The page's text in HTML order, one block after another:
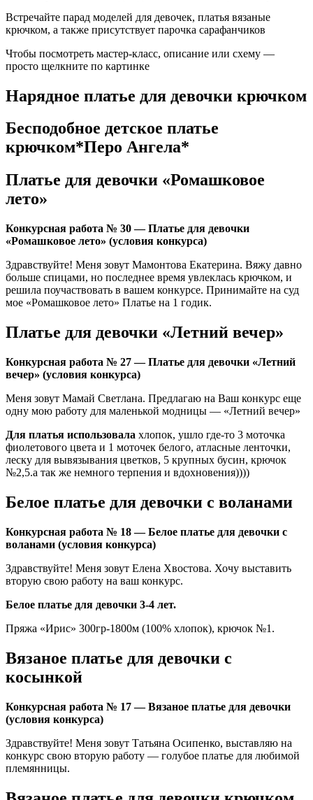
Встречайте парад моделей для девочек, платья вязаные
крючком, а также присутствует парочка сарафанчиков
Чтобы посмотреть мастер-класс, описание или схему —
просто щелкните по картинке
Нарядное платье для девочки крючком
Бесподобное детское платье
крючком*Перо Ангела*
Платье для девочки «Ромашковое
лето»
Конкурсная работа № 30 — Платье для девочки
«Ромашковое лето» (условия конкурса)
Здравствуйте! Меня зовут Мамонтова Екатерина. Вяжу давно
больше спицами, но последнее время увлеклась крючком, и
решила поучаствовать в вашем конкурсе. Принимайте на суд
мое «Ромашковое лето» Платье на 1 годик.
Платье для девочки «Летний вечер»
Конкурсная работа № 27 — Платье для девочки «Летний
вечер» (условия конкурса)
Меня зовут Мамай Светлана. Предлагаю на Ваш конкурс еще
одну мою работу для маленькой модницы — «Летний вечер»
Для платья использовала хлопок, ушло где-то 3 моточка
фиолетового цвета и 1 моточек белого, атласные ленточки,
леску для вывязывания цветков, 5 крупных бусин, крючок
№2,5.а так же немного терпения и вдохновения))))
Белое платье для девочки с воланами
Конкурсная работа № 18 — Белое платье для девочки с
воланами (условия конкурса)
Здравствуйте! Меня зовут Елена Хвостова. Хочу выставить
вторую свою работу на ваш конкурс.
Белое платье для девочки 3-4 лет.
Пряжа «Ирис» 300гр-1800м (100% хлопок), крючок №1.
Вязаное платье для девочки с
косынкой
Конкурсная работа № 17 — Вязаное платье для девочки
(условия конкурса)
Здравствуйте! Меня зовут Татьяна Осипенко, выставляю на
конкурс свою вторую работу — голубое платье для любимой
племянницы.